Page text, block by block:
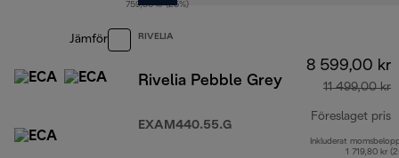
759,80 kr (25%)
Jämför RIVELIA
Rivelia Pebble Grey
EXAM440.55.G
8 599,00 kr
11 499,00 kr
Föreslaget pris
Inkluderat
1 719,80 kr